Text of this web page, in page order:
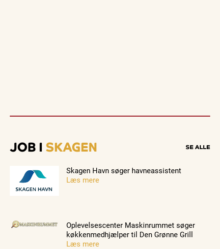
JOB I SKAGEN SE ALLE
Skagen Havn søger havneassistent
Læs mere
Oplevelsescenter Maskinrummet søger
køkkenmedhjælper til Den Grønne Grill
Læs mere